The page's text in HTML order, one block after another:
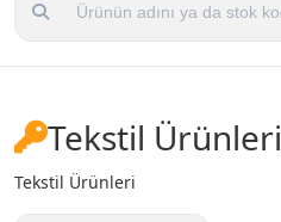
Tekstil Ürünleri
Tekstil Ürünleri